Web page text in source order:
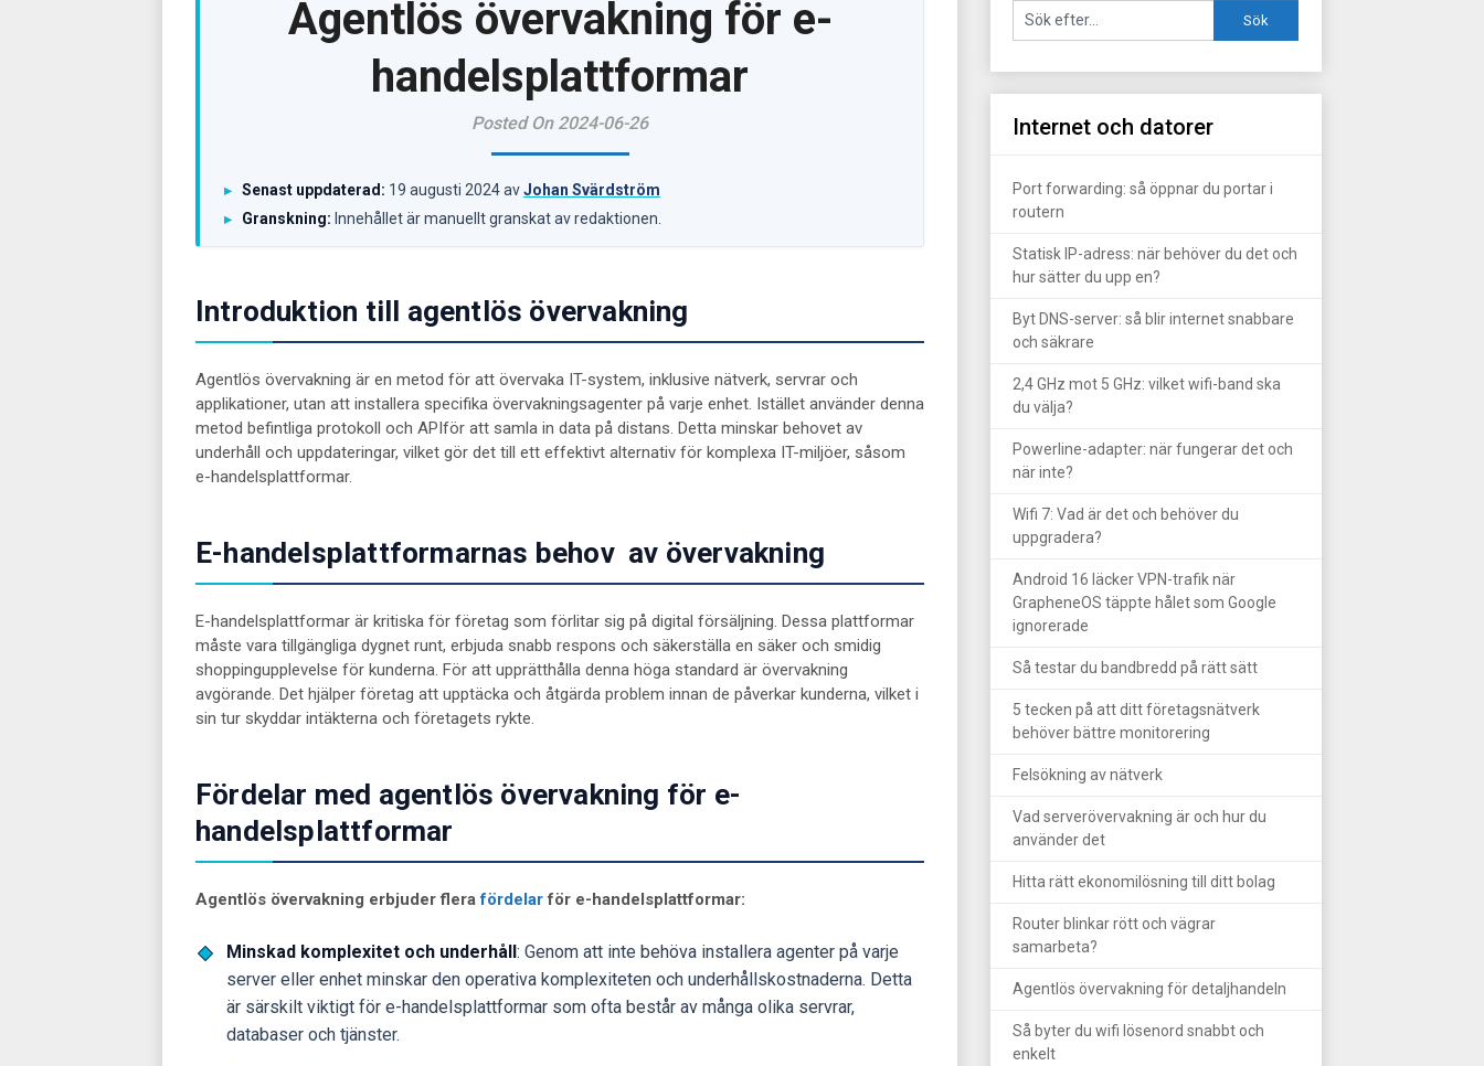
Agentlös övervakning för e-
handelsplattformar
Posted On 2024-06-26
▸ Senast uppdaterad: 19 augusti 2024avJohan Svärdström
▸ Granskning: Innehållet är manuellt granskat av redaktionen.
Introduktion till agentlös övervakning
Agentlös övervakning är en metod för att övervaka IT-system, inklusive nätverk, servrar och
applikationer, utan att installera specifika övervakningsagenter på varje enhet. Istället använder denna
metod befintliga protokoll och APIför att samla in data på distans. Detta minskar behovet av
underhåll och uppdateringar, vilket gör det till ett effektivt alternativ för komplexa IT-miljöer, såsom
e-handelsplattformar.
E-handelsplattformarnas behov av övervakning
E-handelsplattformar är kritiska för företag som förlitar sig på digital försäljning. Dessa plattformar
måste vara tillgängliga dygnet runt, erbjuda snabb respons och säkerställa en säker och smidig
shoppingupplevelse för kunderna. För att upprätthålla denna höga standard är övervakning
avgörande. Det hjälper företag att upptäcka och åtgärda problem innan de påverkar kunderna, vilket i
sin tur skyddar intäkterna och företagets rykte.
Fördelar med agentlös övervakning för e-
handelsplattformar
Agentlös övervakning erbjuder flerafördelarför e-handelsplattformar:
Minskad komplexitet och underhåll: Genom att inte behöva installera agenter på varje
server eller enhet minskar den operativa komplexiteten och underhållskostnaderna. Detta
är särskilt viktigt för e-handelsplattformar som ofta består av många olika servrar,
databaser och tjänster.
Internet och datorer
Port forwarding: så öppnar du portar i
routern
Statisk IP-adress: när behöver du det och
hur sätter du upp en?
Byt DNS-server: så blir internet snabbare
och säkrare
2,4 GHz mot 5 GHz: vilket wifi-band ska
du välja?
Powerline-adapter: när fungerar det och
när inte?
Wifi 7: Vad är det och behöver du
uppgradera?
Android 16 läcker VPN-trafik när
GrapheneOS täppte hålet som Google
ignorerade
Så testar du bandbredd på rätt sätt
5 tecken på att ditt företagsnätverk
behöver bättre monitorering
Felsökning av nätverk
Vad serverövervakning är och hur du
använder det
Hitta rätt ekonomilösning till ditt bolag
Router blinkar rött och vägrar
samarbeta?
Agentlös övervakning för detaljhandeln
Så byter du wifi lösenord snabbt och
enkelt